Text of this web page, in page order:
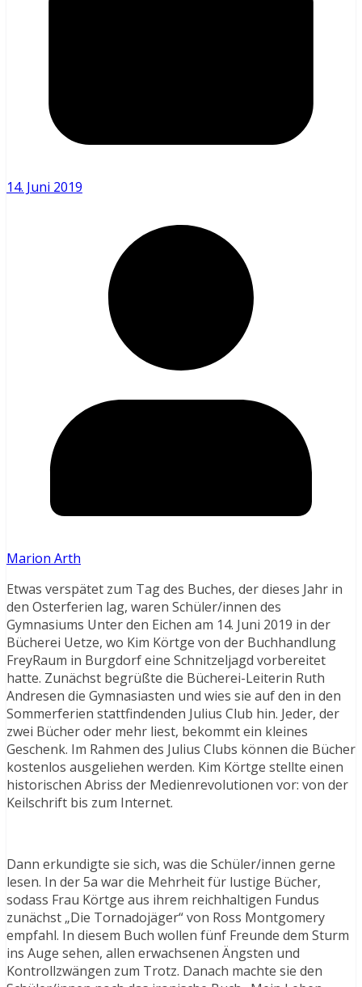
14. Juni 2019
Marion Arth
Etwas verspätet zum Tag des Buches, der dieses Jahr in
den Osterferien lag, waren Schüler/innen des
Gymnasiums Unter den Eichen am 14. Juni 2019 in der
Bücherei Uetze, wo Kim Körtge von der Buchhandlung
FreyRaum in Burgdorf eine Schnitzeljagd vorbereitet
hatte. Zunächst begrüßte die Bücherei-Leiterin Ruth
Andresen die Gymnasiasten und wies sie auf den in den
Sommerferien stattfindenden Julius Club hin. Jeder, der
zwei Bücher oder mehr liest, bekommt ein kleines
Geschenk. Im Rahmen des Julius Clubs können die Bücher
kostenlos ausgeliehen werden. Kim Körtge stellte einen
historischen Abriss der Medienrevolutionen vor: von der
Keilschrift bis zum Internet.
Dann erkundigte sie sich, was die Schüler/innen gerne
lesen. In der 5a war die Mehrheit für lustige Bücher,
sodass Frau Körtge aus ihrem reichhaltigen Fundus
zunächst „Die Tornadojäger“ von Ross Montgomery
empfahl. In diesem Buch wollen fünf Freunde dem Sturm
ins Auge sehen, allen erwachsenen Ängsten und
Kontrollzwängen zum Trotz. Danach machte sie den